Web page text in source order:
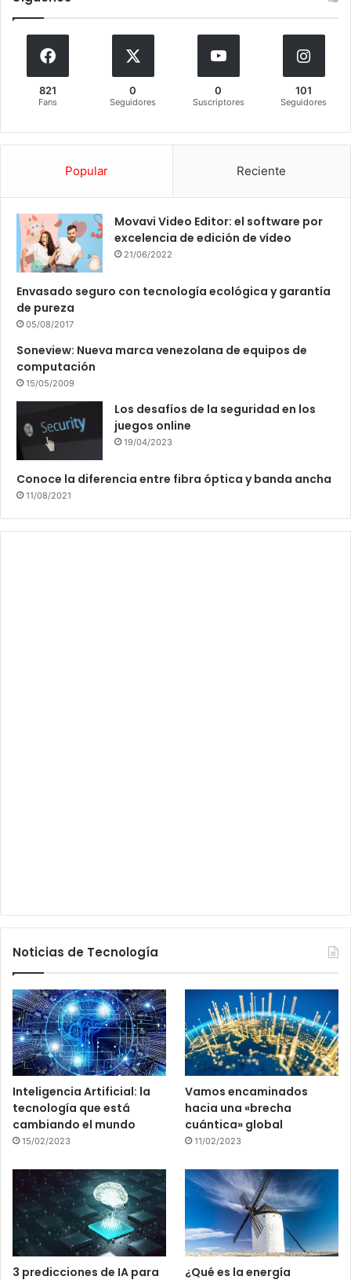
821
Fans
0
Seguidores
0
Suscriptores
101
Seguidores
Popular Reciente
Movavi Video Editor: el software por
excelencia de edición de vídeo
21/06/2022
Envasado seguro con tecnología ecológica y garantía
de pureza
05/08/2017
Soneview: Nueva marca venezolana de equipos de
computación
15/05/2009
Los desafíos de la seguridad en los
juegos online
19/04/2023
Conoce la diferencia entre fibra óptica y banda ancha
11/08/2021
Noticias de Tecnología
Inteligencia Artificial: la
tecnología que está
cambiando el mundo
15/02/2023
Vamos encaminados
hacia una «brecha
cuántica» global
11/02/2023
3 predicciones de IA para
¿Qué es la energía